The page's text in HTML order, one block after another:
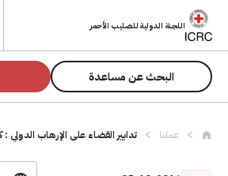
تجاوز إلى المحتوى الرئيسي
اللجنة الدولية للصليب الأحمر
البحث عن مساعدة
عملنا تدابير القضاء على الإرهاب الدولي